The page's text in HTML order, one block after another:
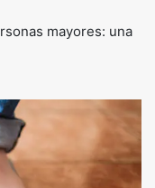
mayores: una